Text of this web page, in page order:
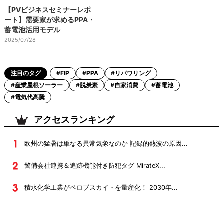
【PVビジネスセミナーレポ
ート】需要家が求めるPPA・
蓄電池活用モデル
2025/07/28
注目のタグ #FIP #PPA
#リパワリング
#産業屋根ソーラー
#脱炭素 #自家消費
#蓄電池
#電気代高騰
アクセスランキング
欧州の猛暑は単なる異常気象なのか 記録的熱波の原因...
警備会社連携＆追跡機能付き防犯タグ MirateX...
積水化学工業がペロブスカイトを量産化！ 2030年...